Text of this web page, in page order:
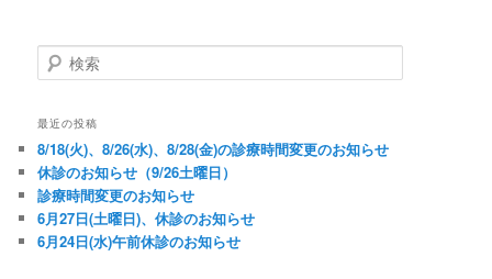
検索
最近の投稿
8/18(火)、8/26(水)、8/28(金)の診療時間変更のお知らせ
休診のお知らせ（9/26土曜日）
診療時間変更のお知らせ
6月27日(土曜日)、休診のお知らせ
6月24日(水)午前休診のお知らせ